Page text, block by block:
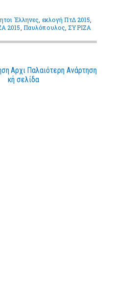
Έλληνες εκλογή ΠτΔ 2015
2015 Παυλόπουλος ΣΥΡΙΖΑ
Παλαιότερη Ανάρτηση
Αρχι
κή σελίδα